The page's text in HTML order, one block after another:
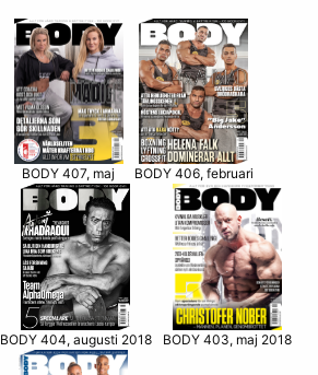
BODY 407, maj BODY 406, februari
BODY 404, augusti 2018 BODY 403, maj 2018